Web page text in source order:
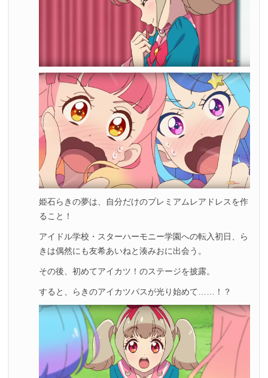
『アイカツオンパレード！』第1話まとめ
姫石らきの夢は、自分だけのプレミアムレアドレスを作
ること！
アイドル学校・スターハーモニー学園への転入初日、ら
きは偶然にも友希あいねと湊みおに出会う。
その後、初めてアイカツ！のステージを披露。
すると、らきのアイカツパスが光り始めて……！？